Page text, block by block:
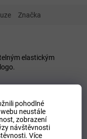
pohodlné
neustále
zobrazení
návštěvnosti
Více
Značka
elastickým